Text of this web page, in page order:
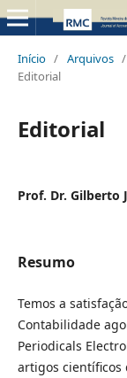
Início / Arquivos /
Editorial
Editorial
Prof. Dr. Gilberto
Resumo
Temos a
Contabilidade
Periodicals
artigos científicos